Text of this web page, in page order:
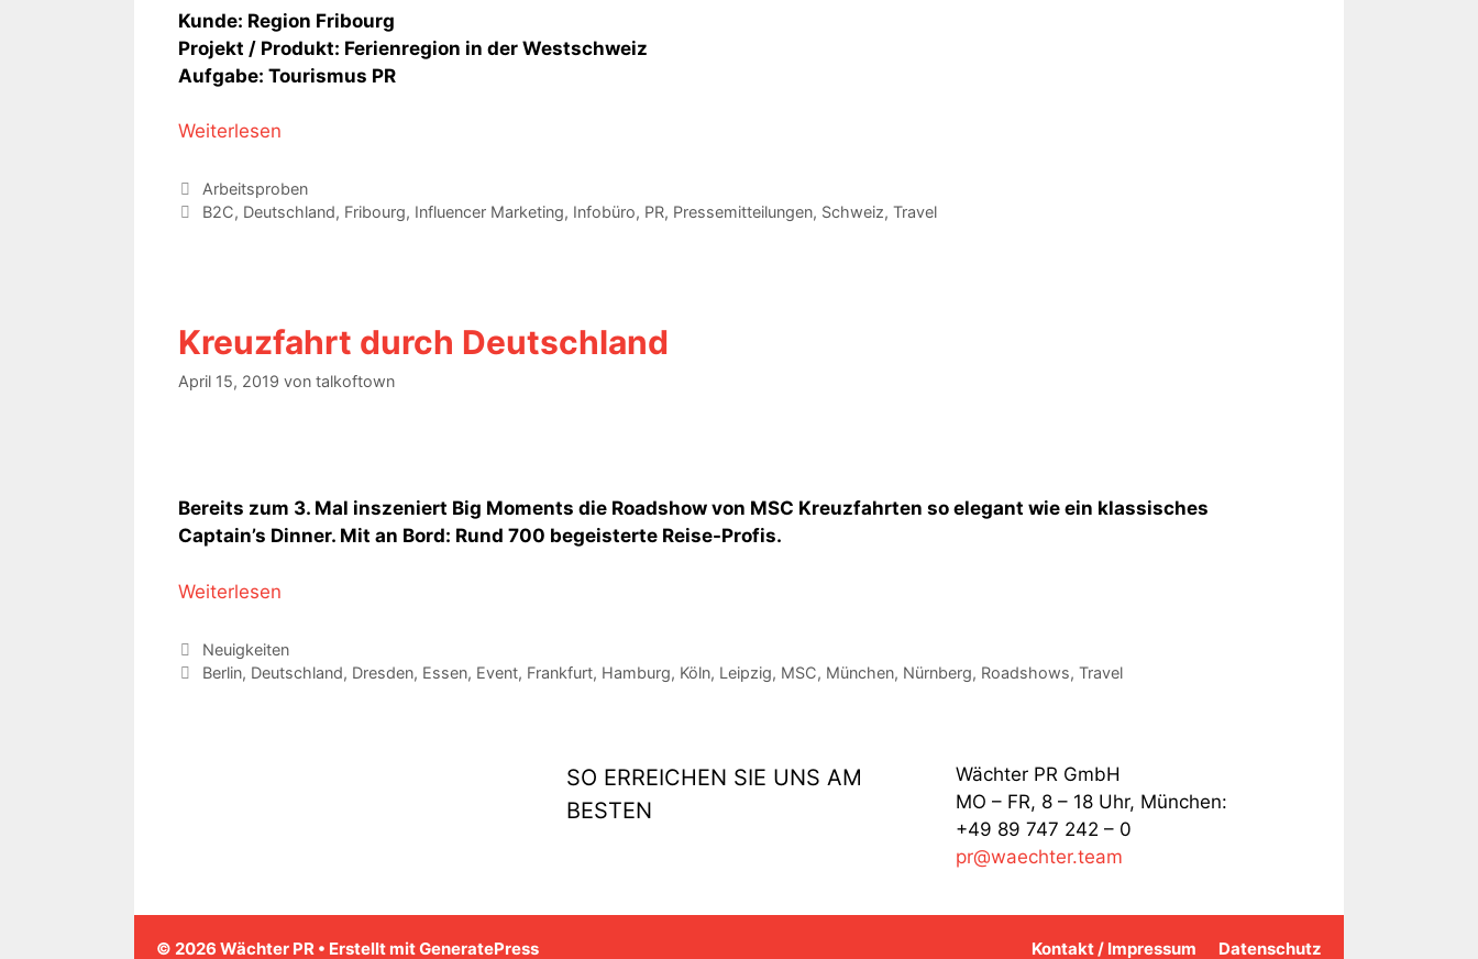
Kunde: Region Fribourg
Projekt / Produkt: Ferienregion in der Westschweiz
Aufgabe: Tourismus PR
Weiterlesen
Kategorien
Arbeitsproben
Schlagwörter
B2C, Deutschland, Fribourg, Influencer Marketing, Infobüro, PR, Pressemitteilungen, Schweiz, Travel
Kreuzfahrt durch Deutschland
April 15, 2019 von talkoftown
Bereits zum 3. Mal inszeniert Big Moments die Roadshow von MSC Kreuzfahrten so elegant wie ein klassisches
Captain’s Dinner. Mit an Bord: Rund 700 begeisterte Reise-Profis.
Weiterlesen
Kategorien
Neuigkeiten
Schlagwörter
Berlin, Deutschland, Dresden, Essen, Event, Frankfurt, Hamburg, Köln, Leipzig, MSC, München, Nürnberg, Roadshows, Travel
SO ERREICHEN SIE UNS AM
BESTEN
Wächter PR GmbH
MO – FR, 8 – 18 Uhr, München:
+49 89 747 242 – 0
pr@waechter.team
Kontakt / Impressum Datenschutz
© 2026 Wächter PR • Erstellt mitGeneratePress